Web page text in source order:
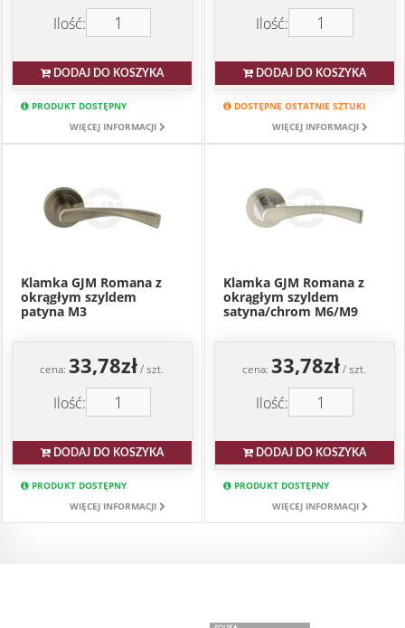
Ilość:
DODAJ DO KOSZYKA
PRODUKT DOSTĘPNY
WIĘCEJ INFORMACJI
Ilość:
DODAJ DO KOSZYKA
DOSTĘPNE OSTATNIE SZTUKI
WIĘCEJ INFORMACJI
Klamka GJM Romana z
okrągłym szyldem
patyna M3
cena:33,78zł/ szt.
Ilość:
DODAJ DO KOSZYKA
PRODUKT DOSTĘPNY
WIĘCEJ INFORMACJI
Klamka GJM Romana z
okrągłym szyldem
satyna/chrom M6/M9
cena:33,78zł/ szt.
Ilość:
DODAJ DO KOSZYKA
PRODUKT DOSTĘPNY
WIĘCEJ INFORMACJI